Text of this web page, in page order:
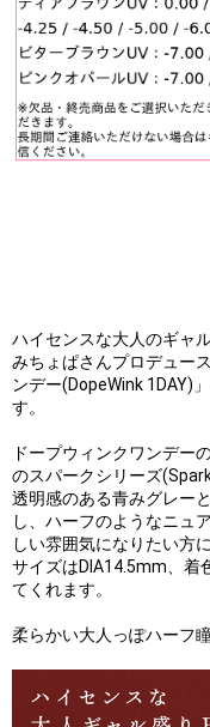
ハイセンスな大人のギャ
みちょぱさんプロデュー
ンデー(DopeWink 1DAY)
す。
ドープウィンクワンデー
のスパークシリーズ
透明感のある青みグレー
し、ハーフのようなニュ
しい雰囲気になりたい方
サイズはDIA14.5mm、着
てくれます。
柔らかい大人っぽハーフ